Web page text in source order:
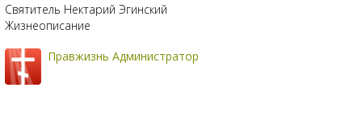
Святитель Нектарий Эгинский
Жизнеописание
Правжизнь Администратор